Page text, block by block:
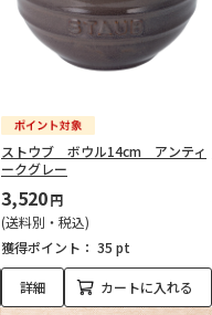
ストウブ ボウル14cm アンティ
ークグレー
3,520円
(送料別・税込)
獲得ポイント： 35 pt
詳細 カートに入れる